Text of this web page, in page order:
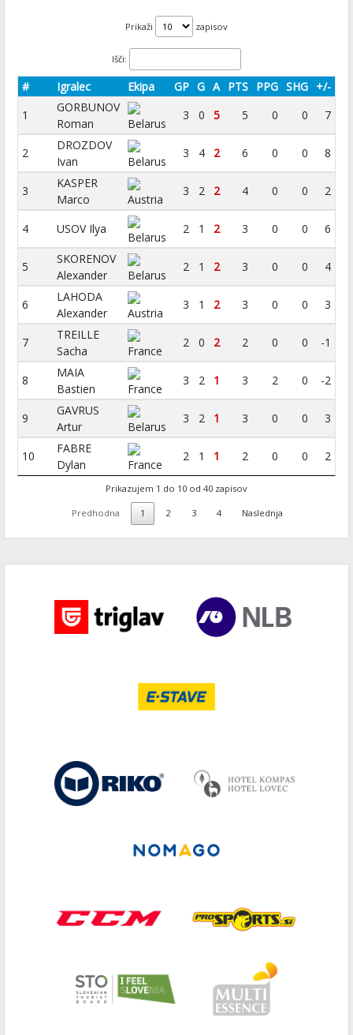
Prikaži zapisov
Išči:
# Igralec Ekipa GP G A PTS PPG SHG +/-
1
GORBUNOV
Roman
Belarus
3 0 5 5 0 0 7
2
DROZDOV
Ivan
Belarus
3 4 2 6 0 0 8
3
KASPER
Marco
Austria
3 2 2 4 0 0 2
4 USOV Ilya
Belarus
2 1 2 3 0 0 6
5
SKORENOV
Alexander
Belarus
2 1 2 3 0 0 4
6
LAHODA
Alexander
Austria
3 1 2 3 0 0 3
7
TREILLE
Sacha
France
2 0 2 2 0 0 -1
8
MAIA
Bastien
France
3 2 1 3 2 0 -2
9
GAVRUS
Artur
Belarus
3 2 1 3 0 0 3
10
FABRE
Dylan
France
2 1 1 2 0 0 2
Prikazujem 1 do 10 od 40 zapisov
Predhodna 1 2 3 4 Naslednja